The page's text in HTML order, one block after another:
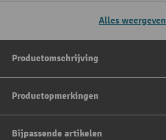
Alles weergeven
Productomschrijving
Productopmerkingen
Bijpassende artikelen